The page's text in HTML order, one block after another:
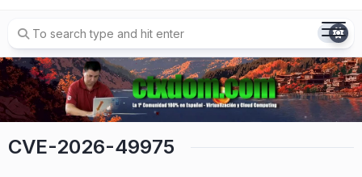
content
CVE-2026-49975